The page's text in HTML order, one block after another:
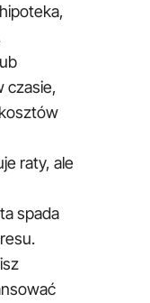
czasie,
raty, ale
spada